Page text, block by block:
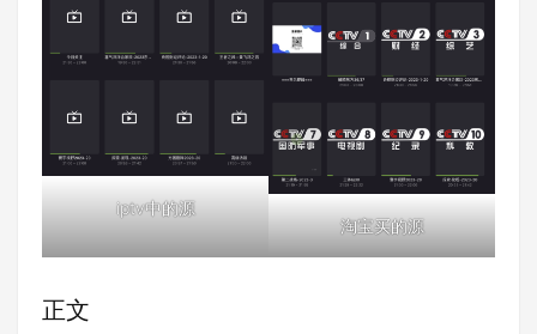
iptv中的源
淘宝买的源
正文